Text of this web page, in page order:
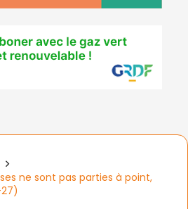
ne sont pas parties à point,